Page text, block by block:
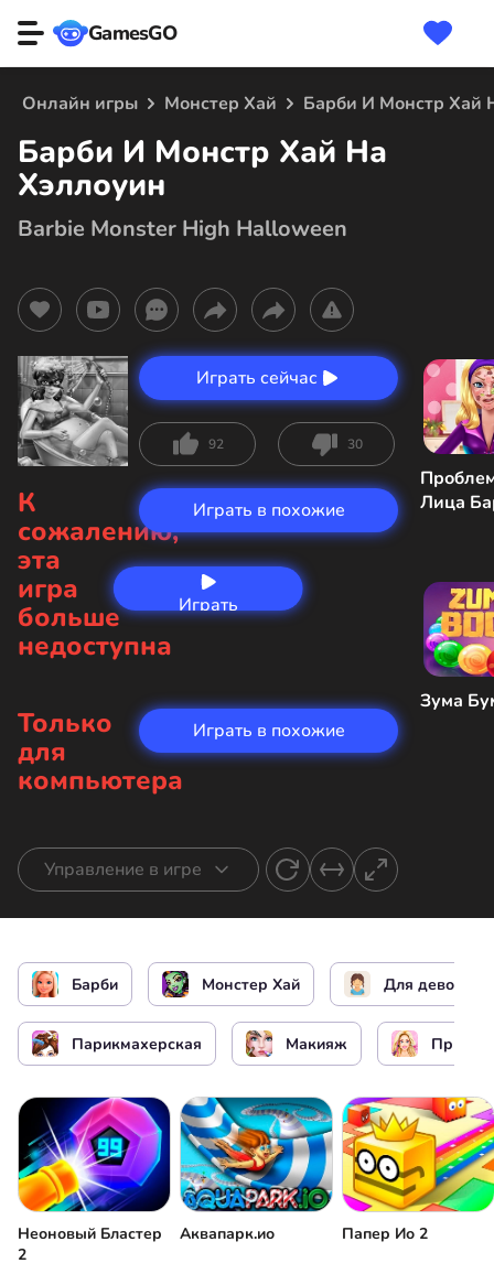
GamesGO
Онлайн игры Монстер Хай Барби И Монстр Хай
Барби И Монстр Хай На
Хэллоуин
Barbie Monster High Halloween
Играть
Играть сейчас
92 30
К
сожалению,
эта
игра
больше
недоступна
Играть в похожие
Только
для
компьютера
Играть в похожие
Лица
Зума
Управление в игре
Наряжать и делать макияж Барби
Барби Монстер Хай Для девочек
Парикмахерская Макияж
Неоновый Бластер
2
Аквапарк.ио Папер Ио 2